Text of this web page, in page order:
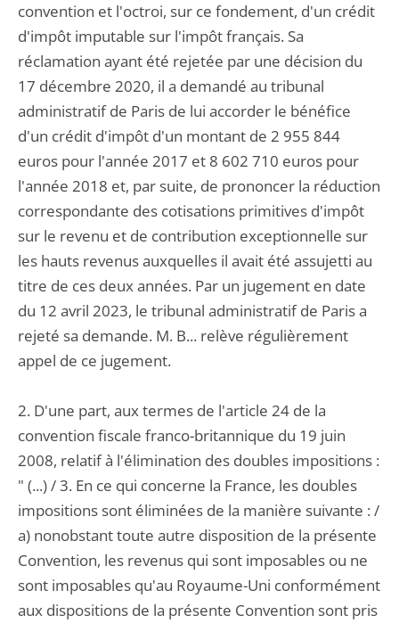
convention et l'octroi, sur ce fondement, d'un crédit
d'impôt imputable sur l'impôt français. Sa
réclamation ayant été rejetée par une décision du
17 décembre 2020, il a demandé au tribunal
administratif de Paris de lui accorder le bénéfice
d'un crédit d'impôt d'un montant de 2 955 844
euros pour l'année 2017 et 8 602 710 euros pour
l'année 2018 et, par suite, de prononcer la réduction
correspondante des cotisations primitives d'impôt
sur le revenu et de contribution exceptionnelle sur
les hauts revenus auxquelles il avait été assujetti au
titre de ces deux années. Par un jugement en date
du 12 avril 2023, le tribunal administratif de Paris a
rejeté sa demande. M. B... relève régulièrement
appel de ce jugement.
2. D'une part, aux termes de l'article 24 de la
convention fiscale franco-britannique du 19 juin
2008, relatif à l'élimination des doubles impositions :
" (...) / 3. En ce qui concerne la France, les doubles
impositions sont éliminées de la manière suivante : /
a) nonobstant toute autre disposition de la présente
Convention, les revenus qui sont imposables ou ne
sont imposables qu'au Royaume-Uni conformément
aux dispositions de la présente Convention sont pris